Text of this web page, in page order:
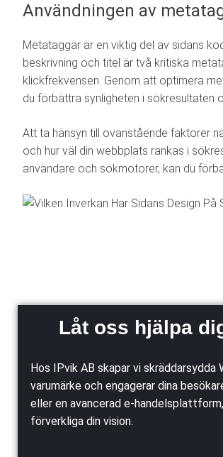
Användningen av
Metataggar är en viktig del av sidans
beskrivning och titel är två kritiska
klickfrekvensen. Genom att optimera
du förbättra synligheten i sökresultaten
Att ta hänsyn till ovanstående faktorer
och hur väl din webbplats rankas i
användare och sökmotorer, kan du
Låt oss hjälpa
Hos IPvik AB skapar vi
varumärke och engagerar dina
eller en avancerad e-
förverkliga din vision.